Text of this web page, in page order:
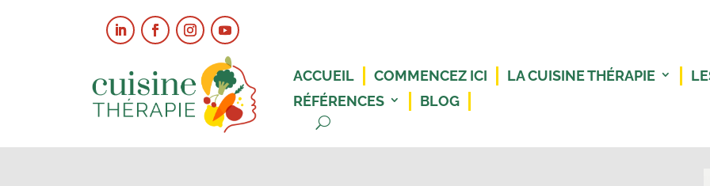
ACCUEIL COMMENCEZ ICI LA CUISINE THÉRAPIE
RÉFÉRENCES
BLOG